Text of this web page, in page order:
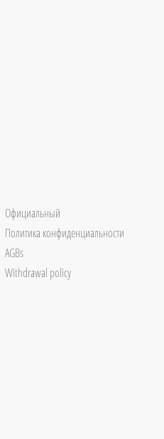
Официальный
Политика конфиденциальности
AGBs
Withdrawal policy